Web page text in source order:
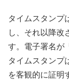
タイムスタンプ
し、それ以降改
す。電子署名が
タイムスタンプ
を客観的に証明